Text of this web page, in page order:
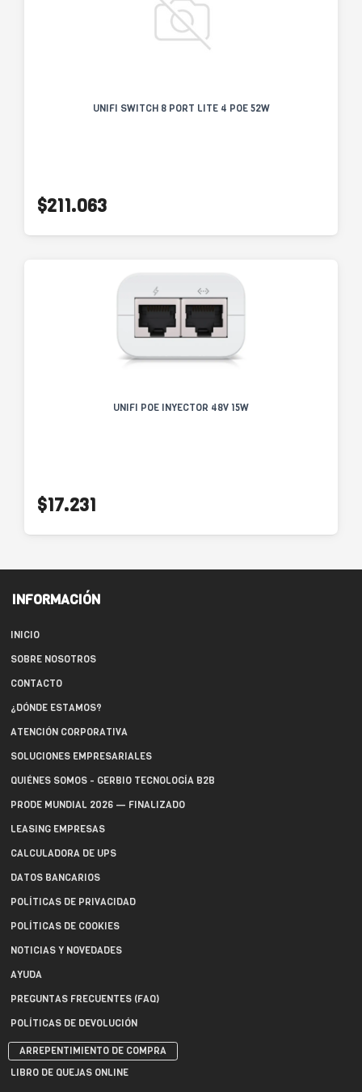
UNIFI SWITCH 8 PORT LITE 4 POE 52W
$211.063
UNIFI POE INYECTOR 48V 15W
$17.231
INFORMACIÓN
INICIO
SOBRE NOSOTROS
CONTACTO
¿DÓNDE ESTAMOS?
ATENCIÓN CORPORATIVA
SOLUCIONES EMPRESARIALES
QUIÉNES SOMOS - GERBIO TECNOLOGÍA B2B
PRODE MUNDIAL 2026 — FINALIZADO
LEASING EMPRESAS
CALCULADORA DE UPS
DATOS BANCARIOS
POLÍTICAS DE PRIVACIDAD
POLÍTICAS DE COOKIES
NOTICIAS Y NOVEDADES
AYUDA
PREGUNTAS FRECUENTES (FAQ)
POLÍTICAS DE DEVOLUCIÓN
ARREPENTIMIENTO DE COMPRA
LIBRO DE QUEJAS ONLINE